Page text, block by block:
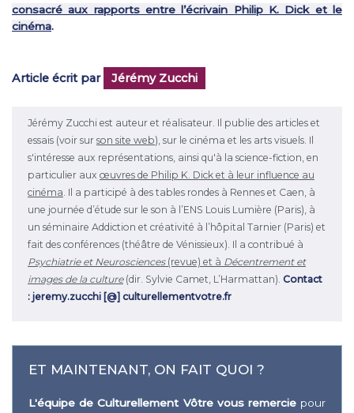
consacré aux rapports entre l’écrivain Philip K. Dick et le
cinéma.
Article écrit par Jérémy Zucchi
Jérémy Zucchi est auteur et réalisateur. Il publie des articles et
essais (voir sur son site web), sur le cinéma et les arts visuels. Il
s'intéresse aux représentations, ainsi qu'à la science-fiction, en
particulier aux œuvres de Philip K. Dick et à leur influence au
cinéma. Il a participé à des tables rondes à Rennes et Caen, à
une journée d’étude sur le son à l’ENS Louis Lumière (Paris), à
un séminaire Addiction et créativité à l’hôpital Tarnier (Paris) et
fait des conférences (théâtre de Vénissieux). Il a contribué à
Psychiatrie et Neurosciences(revue) et à Décentrement et
images de la culture(dir. Sylvie Camet, L’Harmattan). Contact
: jeremy.zucchi [@] culturellementvotre.fr
ET MAINTENANT, ON FAIT QUOI ?
L'équipe de Culturellement Vôtre vous remerciepour